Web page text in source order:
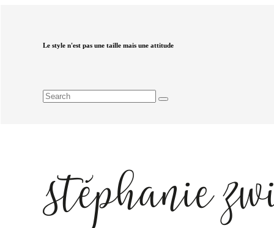
Le style n'est pas une taille mais une attitude